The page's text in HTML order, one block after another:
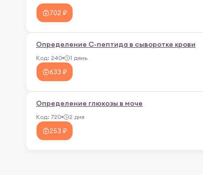
702 ₽
Определение C-пептида в сыворотке крови
Код: 240 1 день
633 ₽
Определение глюкозы в моче
Код: 720 2 дня
253 ₽